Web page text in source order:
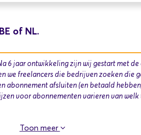
of NL.
6 jaar ontwikkeling zijn wij gestart met
we freelancers die bedrijven zoeken die
abonnement afsluiten (en betaald
voor abonnementen varieren van
Toon meer